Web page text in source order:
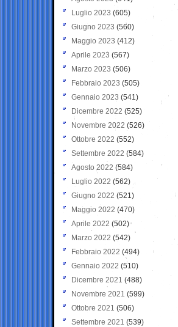
Luglio 2023 (605)
Giugno 2023 (560)
Maggio 2023 (412)
Aprile 2023 (567)
Marzo 2023 (506)
Febbraio 2023 (505)
Gennaio 2023 (541)
Dicembre 2022 (525)
Novembre 2022 (526)
Ottobre 2022 (552)
Settembre 2022 (584)
Agosto 2022 (584)
Luglio 2022 (562)
Giugno 2022 (521)
Maggio 2022 (470)
Aprile 2022 (502)
Marzo 2022 (542)
Febbraio 2022 (494)
Gennaio 2022 (510)
Dicembre 2021 (488)
Novembre 2021 (599)
Ottobre 2021 (506)
Settembre 2021 (539)